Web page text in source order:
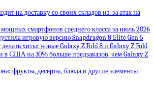
на доставку со своих складов из-за атак на
смартфонов среднего класса за июль 2026
игровую версию Snapdragon 8 Elite Gen 5
делать хиты: новые Galaxy Z Fold 8 и Galaxy Z Fold
в США на 30% больше предзаказов, чем Galaxy Z
фрукты, десерты, блюда и другие элементы